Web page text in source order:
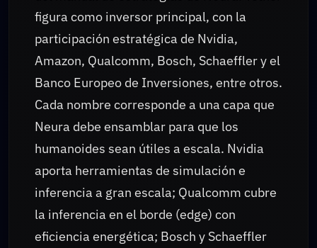
figura como inversor principal, con la
participación estratégica de Nvidia,
Amazon, Qualcomm, Bosch, Schaeffler y el
Banco Europeo de Inversiones, entre otros.
Cada nombre corresponde a una capa que
Neura debe ensamblar para que los
humanoides sean útiles a escala. Nvidia
aporta herramientas de simulación e
inferencia a gran escala; Qualcomm cubre
la inferencia en el borde (edge) con
eficiencia energética; Bosch y Schaeffler